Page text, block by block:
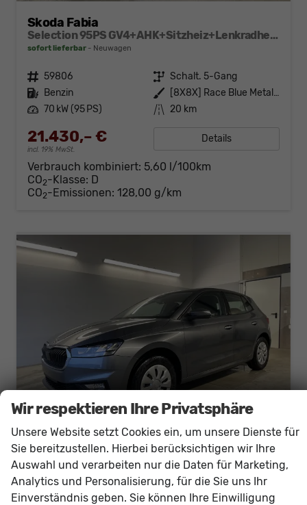
Skoda Fabia
Selection 95PS GV4+AHK+Sitzheiz+Lenkradheiz+Climatronic+Tempomat+PDC
sofort lieferbar Neuwagen
Fahrzeugnr. 59806 Getriebe Schalt. 5-Gang
Kraftstoff Benzin Außenfarbe
[8X8X] Race Blue Metallic
Leistung 70 kW (95 PS) Kilometerstand 20 km
21.430,– €
incl. 19% MwSt.
Details
Verbrauch kombiniert: 5,60 l/100km
CO2-Klasse: D
CO2-Emissionen: 128,00 g/km
Skoda Fabia
sofort lieferbar Neuwagen
Wir respektieren Ihre Privatsphäre
Unsere Website setzt Cookies ein, um unsere Dienste für
Sie bereitzustellen. Hierbei berücksichtigen wir Ihre
Auswahl und verarbeiten nur die Daten für Marketing,
Analytics und Personalisierung, für die Sie uns Ihr
Einverständnis geben. Sie können Ihre Einwilligung